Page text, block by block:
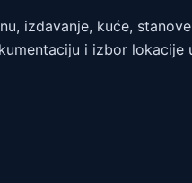
izdavanje, kuće,
i izbor lokacije